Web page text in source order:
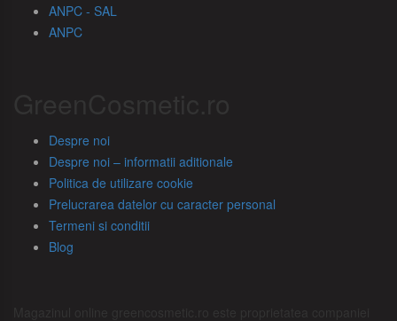
ANPC - SAL
ANPC
Despre noi
Despre noi – informatii aditionale
Politica de utilizare cookie
Prelucrarea datelor cu caracter personal
Termeni si conditii
Blog